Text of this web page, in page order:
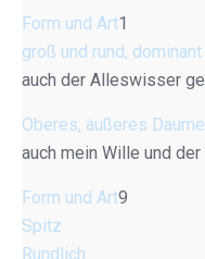
Form und Art1
groß und rund, dominant
auch der Alleswisser
Oberes, äußeres
auch mein Wille und
Form und Art9
Spitz
Rundlich